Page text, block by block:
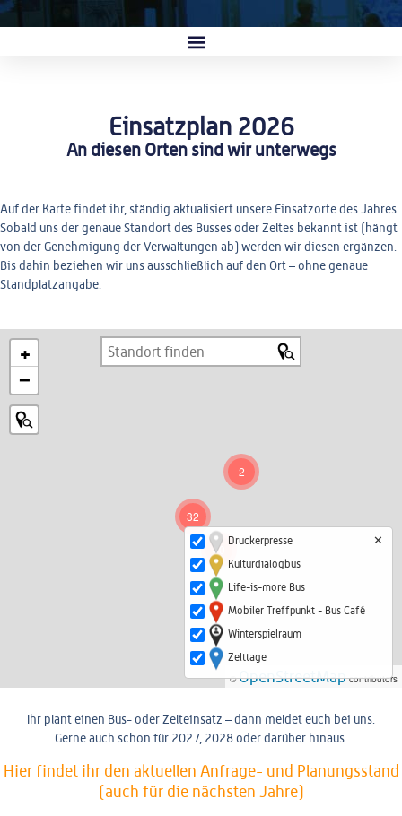
Einsatzplan 2026
An diesen Orten sind wir unterwegs
Auf der Karte findet ihr, ständig aktualisiert unsere Einsatzorte des Jahres.
Sobald uns der genaue Standort des Busses oder Zeltes bekannt ist (hängt
von der Genehmigung der Verwaltungen ab) werden wir diesen ergänzen.
Bis dahin beziehen wir uns ausschließlich auf den Ort – ohne genaue
Standplatzangabe.
40
32
2
+
−
©OpenStreetMapcontributors
✕
Druckerpresse
Kulturdialogbus
Life-is-more Bus
Mobiler Treffpunkt - Bus Café
Winterspielraum
Zelttage
Ihr plant einen Bus- oder Zelteinsatz – dann meldet euch bei uns.
Gerne auch schon für 2027, 2028 oder darüber hinaus.
Hier findet ihr den aktuellen Anfrage- und Planungsstand
(auch für die nächsten Jahre)